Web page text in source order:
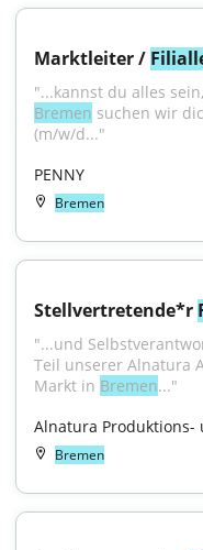
Marktleiter /
Bremen suchen wir
(m/w/d..."
PENNY
Bremen
Stellvertretende*r
"...und
Teil unserer Alnatura
Markt in Bremen..."
Alnatura Produktions-
Bremen